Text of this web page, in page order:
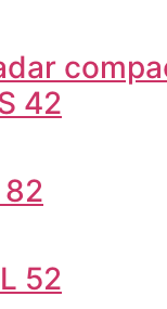
42
82
52